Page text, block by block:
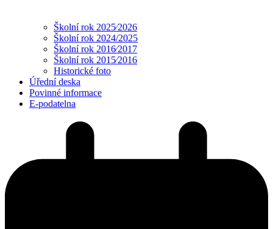
Školní rok 2025⁄2026
Školní rok 2024/2025
Školní rok 2016⁄2017
Školní rok 2015⁄2016
Historické foto
Úřední deska
Povinné informace
E-podatelna